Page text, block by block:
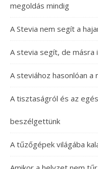
megoldás mindig
A Stevia nem segít a
A stevia segít, de másra
A steviához hasonlóan
A tisztaságról és az
beszélgettünk
A tűzőgépek világába